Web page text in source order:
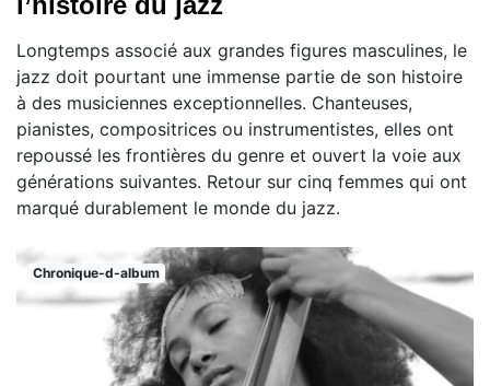
Longtemps associé aux grandes figures masculines, le
jazz doit pourtant une immense partie de son histoire
à des musiciennes exceptionnelles. Chanteuses,
pianistes, compositrices ou instrumentistes, elles ont
repoussé les frontières du genre et ouvert la voie aux
générations suivantes. Retour sur cinq femmes qui ont
marqué durablement le monde du jazz.
Chronique-d-album